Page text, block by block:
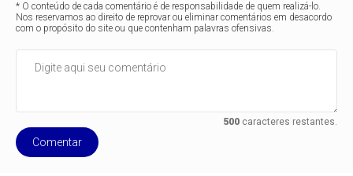
* O conteúdo de cada comentário é de responsabilidade de quem realizá-lo.
Nos reservamos ao direito de reprovar ou eliminar comentários em desacordo
com o propósito do site ou que contenham palavras ofensivas.
500caracteres restantes.
Comentar